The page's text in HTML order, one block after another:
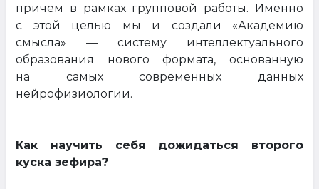
причём в рамках групповой работы. Именно
с этой целью мы и создали «Академию
смысла» — систему интеллектуального
образования нового формата, основанную
на самых современных данных
нейрофизиологии.
Как научить себя дожидаться второго
куска зефира?